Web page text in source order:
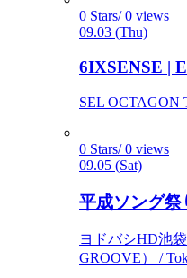
0 Stars/ 0 views
09.03 (Thu)
6IXSENSE |
SEL OCTAGON
0 Stars/ 0 views
09.05 (Sat)
平成ソング祭
ヨドバシHD池
GROOVE） /